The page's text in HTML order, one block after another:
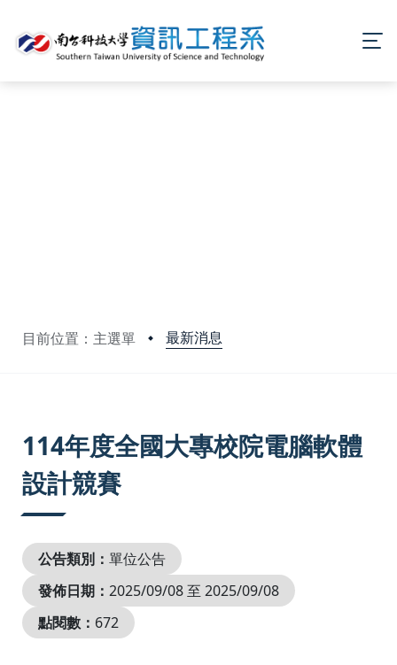
目前位置：主選單 最新消息
114年度全國大專校院電腦軟體
設計競賽
公告類別： 單位公告
發佈日期： 2025/09/08 至 2025/09/08
點閱數： 672